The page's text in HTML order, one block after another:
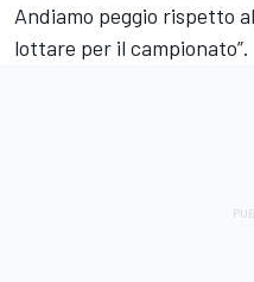
Andiamo peggio rispetto
lottare per il campionato”.